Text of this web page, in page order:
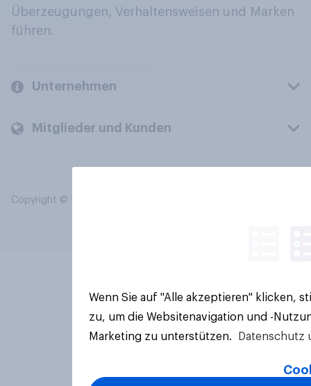
Überzeugungen, Verhaltensweisen und Marken
führen.
Unternehmen
Mitglieder und Kunden
Copyright © 2026 YouGov PLC. Alle Rechte vorbehalten.
Wenn Sie auf "Alle akzeptieren" klicken,
zu, um die Websitenavigation und -
Marketing zu unterstützen.
Datenschutz